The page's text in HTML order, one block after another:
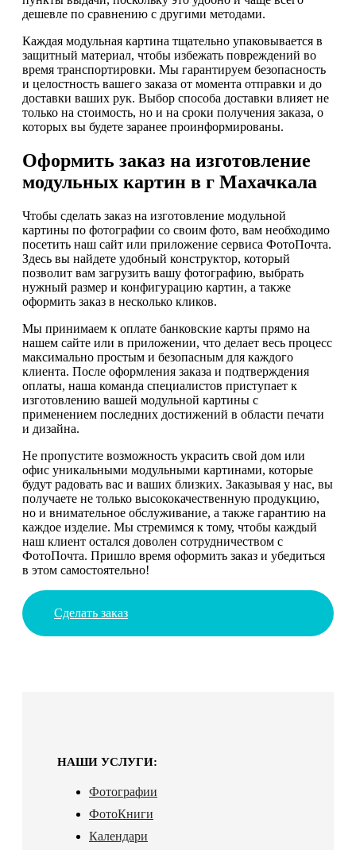
дешевле по сравнению с другими методами.
Каждая модульная картина тщательно упаковывается в
защитный материал, чтобы избежать повреждений во
время транспортировки. Мы гарантируем безопасность
и целостность вашего заказа от момента отправки и до
доставки ваших рук. Выбор способа доставки влияет не
только на стоимость, но и на сроки получения заказа, о
которых вы будете заранее проинформированы.
Оформить заказ на изготовление
модульных картин в г Махачкала
Чтобы сделать заказ на изготовление модульной
картины по фотографии со своим фото, вам необходимо
посетить наш сайт или приложение сервиса ФотоПочта.
Здесь вы найдете удобный конструктор, который
позволит вам загрузить вашу фотографию, выбрать
нужный размер и конфигурацию картин, а также
оформить заказ в несколько кликов.
Мы принимаем к оплате банковские карты прямо на
нашем сайте или в приложении, что делает весь процесс
максимально простым и безопасным для каждого
клиента. После оформления заказа и подтверждения
оплаты, наша команда специалистов приступает к
изготовлению вашей модульной картины с
применением последних достижений в области печати
и дизайна.
Не пропустите возможность украсить свой дом или
офис уникальными модульными картинами, которые
будут радовать вас и ваших близких. Заказывая у нас, вы
получаете не только высококачественную продукцию,
но и внимательное обслуживание, а также гарантию на
каждое изделие. Мы стремимся к тому, чтобы каждый
наш клиент остался доволен сотрудничеством с
ФотоПочта. Пришло время оформить заказ и убедиться
в этом самостоятельно!
Сделать заказ
НАШИ УСЛУГИ:
Фотографии
ФотоКниги
Календари